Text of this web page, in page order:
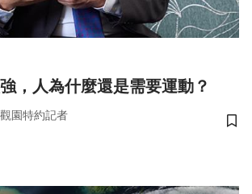
，人為什麼還是需要運動？
園特約記者
儲